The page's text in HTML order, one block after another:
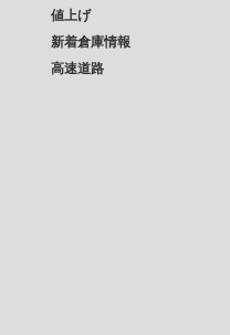
値上げ
新着倉庫情報
高速道路